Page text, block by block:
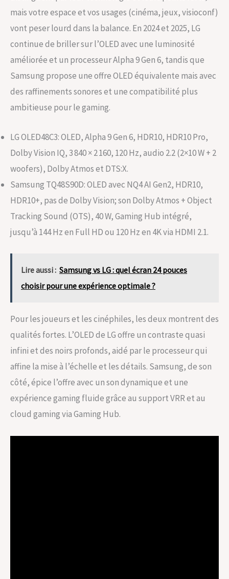
mais votre espace et vos usages (cinéma, jeux, visioconf)
vont peser lourd dans la balance. En 2024 et 2025, LG
continue de briller sur l’OLED avec une luminosité
améliorée et un processeur Alpha 9 Gen 6, tandis que
Samsung propose une offre OLED équivalente mais avec
des raffinements sonores et une compatibilité plus
ambitieuse pour le gaming.
LG OLED48C3: OLED, Alpha 9 Gen 6, HDR10, HDR10 Pro,
Dolby Vision IQ, 3 840 × 2 160, 120 Hz, audio 2.2 (2×10 W + 2
woofers), Dolby Atmos et DTS:X.
Samsung TQ48S90D: OLED avec NQ4 AI Gen2, HDR10,
HDR10+, pas de Dolby Vision; son Dolby Atmos + Object
Tracking Sound (OTS), 40 W, Gaming Hub intégré,
jusqu’à 144 Hz en Full HD ou 120 Hz en 4K via HDMI 2.1.
Lire aussi : Samsung vs LG : quel écran 24 pouces
choisir pour une expérience optimale ?
Pour les joueurs et les cinéphiles, les deux montrent des
qualités fortes. L’OLED de LG offre un contraste quasi
infini et des noirs profonds, aidé par le processeur qui
affine la mise à l’échelle et les détails. Samsung, de son
côté, épice l’offre avec un son dynamique et une
expérience gaming fluide grâce au support VRR et au
cloud gaming via Gaming Hub.